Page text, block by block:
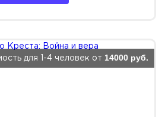
для 1-4 человек от 14000 руб.